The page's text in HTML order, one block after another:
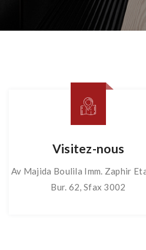
Visitez-nous
Av Majida Boulila Imm. Zaphir
Bur. 62, Sfax 3002